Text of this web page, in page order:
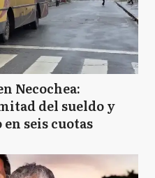
Necochea:
del sueldo y
seis cuotas